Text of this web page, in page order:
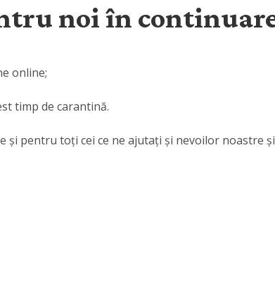
noi în
online;
timp de carantină.
pentru toți cei ce ne ajutați și nevoilor noastre